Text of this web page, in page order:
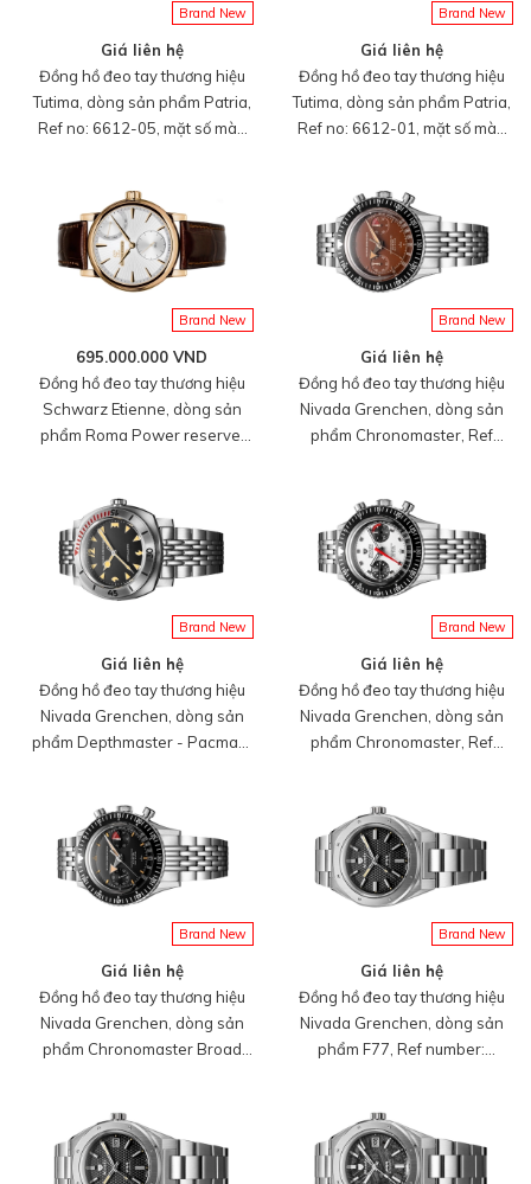
Brand New
Giá liên hệ
Đồng hồ đeo tay thương hiệu
Tutima, dòng sản phẩm Patria,
Ref no: 6612-05, mặt số màu
dây đeo da cá sấu, hàng mới
100%
Brand New
Giá liên hệ
Đồng hồ đeo tay thương hiệu
Tutima, dòng sản phẩm Patria,
Ref no: 6612-01, mặt số màu
dây đeo da cá sấu, hàng mới
100%
Brand New
695.000.000 VND
Đồng hồ đeo tay thương hiệu
Schwarz Etienne, dòng sản
phẩm Roma Power reserve,
bạc, size 42mm, máy lên cót
tay, vỏ đồng hồ bằng vàng
hồng 18k, dây da, mới 100%
Brand New
Giá liên hệ
Đồng hồ đeo tay thương hiệu
Nivada Grenchen, dòng sản
phẩm Chronomaster, Ref
cót bằng tay, vỏ thép không gỉ
316, mới 100%
Brand New
Giá liên hệ
Đồng hồ đeo tay thương hiệu
Nivada Grenchen, dòng sản
phẩm Depthmaster - Pacman,
vỏ đồng hồ bằng thép không gỉ
316, mới 100%
Brand New
Giá liên hệ
Đồng hồ đeo tay thương hiệu
Nivada Grenchen, dòng sản
phẩm Chronomaster, Ref
bằng tay, vỏ thép không gỉ
316, mới 100%
Brand New
Giá liên hệ
Đồng hồ đeo tay thương hiệu
Nivada Grenchen, dòng sản
phẩm Chronomaster Broad
cót bằng tay, vỏ đồng hồ bằng
thép không gỉ, mới 100%
Brand New
Giá liên hệ
Đồng hồ đeo tay thương hiệu
Nivada Grenchen, dòng sản
phẩm F77, Ref number:
vỏ và dây đồng hồ bằng thép
316L, mới 100%